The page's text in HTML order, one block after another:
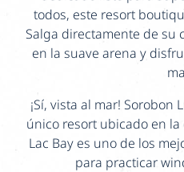
todos, este resort
Salga directamente de su
en la suave arena y
¡Sí, vista al mar! Sorobon
único resort ubicado en la
Lac Bay es uno de los
para practicar